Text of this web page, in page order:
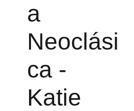
a
Neoclási
ca -
Katie